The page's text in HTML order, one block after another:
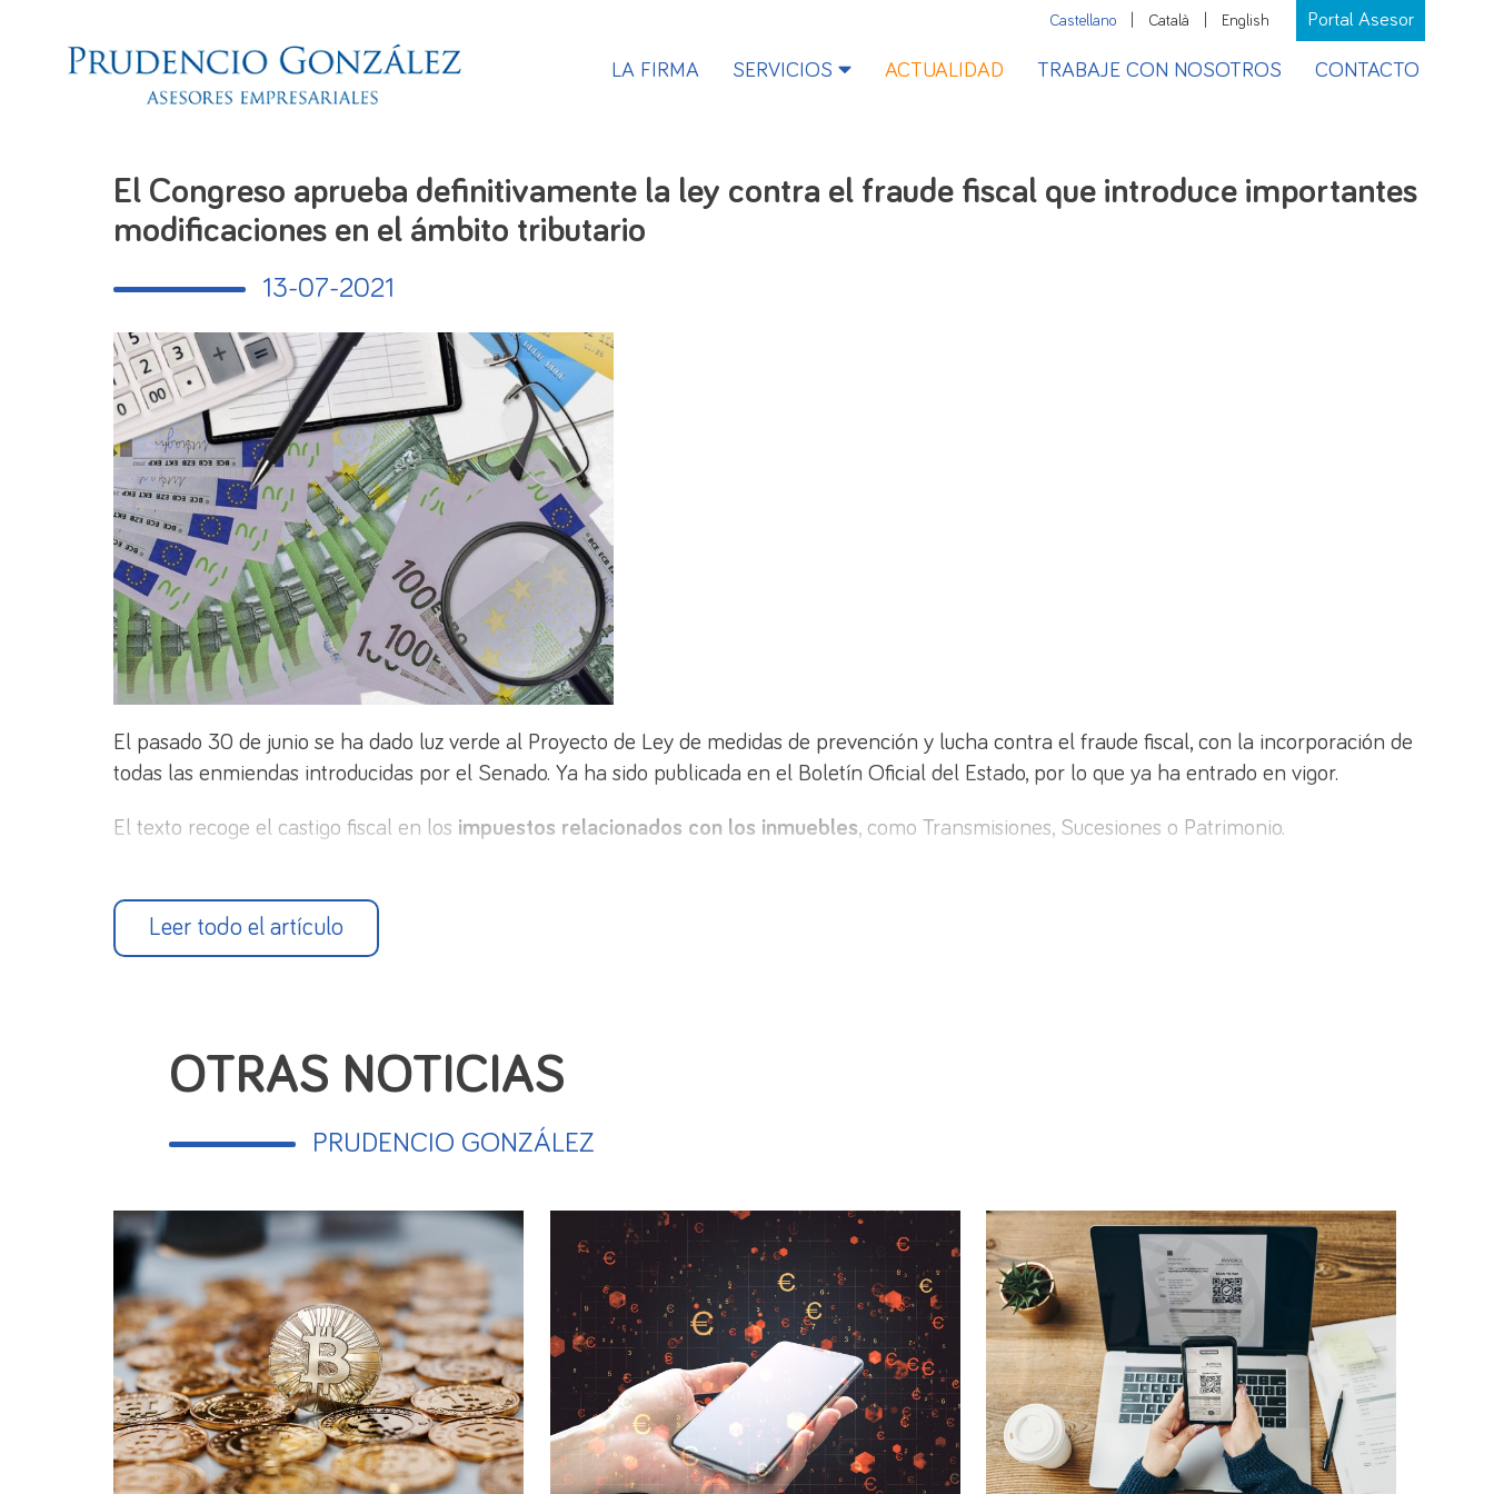
Castellano Català English Portal Asesor
LA FIRMA SERVICIOS ACTUALIDAD TRABAJE CON NOSOTROS CONTACTO
El Congreso aprueba definitivamente la ley contra el fraude fiscal que introduce importantes
modificaciones en el ámbito tributario
13-07-2021
El pasado 30 de junio se ha dado luz verde al Proyecto de Ley de medidas de prevención y lucha contra el fraude fiscal, con la incorporación de
todas las enmiendas introducidas por el Senado. Ya ha sido publicada en el Boletín Oficial del Estado, por lo que ya ha entrado en vigor.
El texto recoge el castigo fiscal en los impuestos relacionados con los inmuebles, como Transmisiones, Sucesiones o Patrimonio.
económicas, que pasa de 2.500
disminuye el límite de pago en efectivo de
Además, el texto
rebaja de un millón de euros a 600.000 euros el umbral de la deuda con Hacienda que conlleva aparecer en el listado de
deudores. También, Hacienda incluirá en esa lista de deudores a los responsables solidarios, como pueden ser los familiares o los socios.
En este proyecto de ley también se adecúa eltérmino de paraísos fiscales al de jurisdicciones no cooperativas.
actualizada periódicamente".
Se establecen dos nuevas obligaciones informativas:del saldo que mantienen los titulares demonedas virtualesy de las operaciones sobre
dichas monedas (adquisición, transmisión, permuta, transferencia, cobros y pagos) en las que intervengan.
Asimismo,se modifica la base imponibledel Impuesto sobre Transmisiones Patrimoniales y Actos Jurídicos Documentados, como en el Impuesto
sobre Sucesiones y Donaciones,sustituyendo el concepto de valor real
por el de "valor de los bienes y derechos", considerándose que este
último, salvo reglas especiales, se considerará que es el "valor de mercado". No obstante, si el valor declarado por los interesados es superior al
valor de mercado, esa magnitud se tomará como base imponible.
Leer todo el artículo
OTRAS NOTICIAS
PRUDENCIO GONZÁLEZ